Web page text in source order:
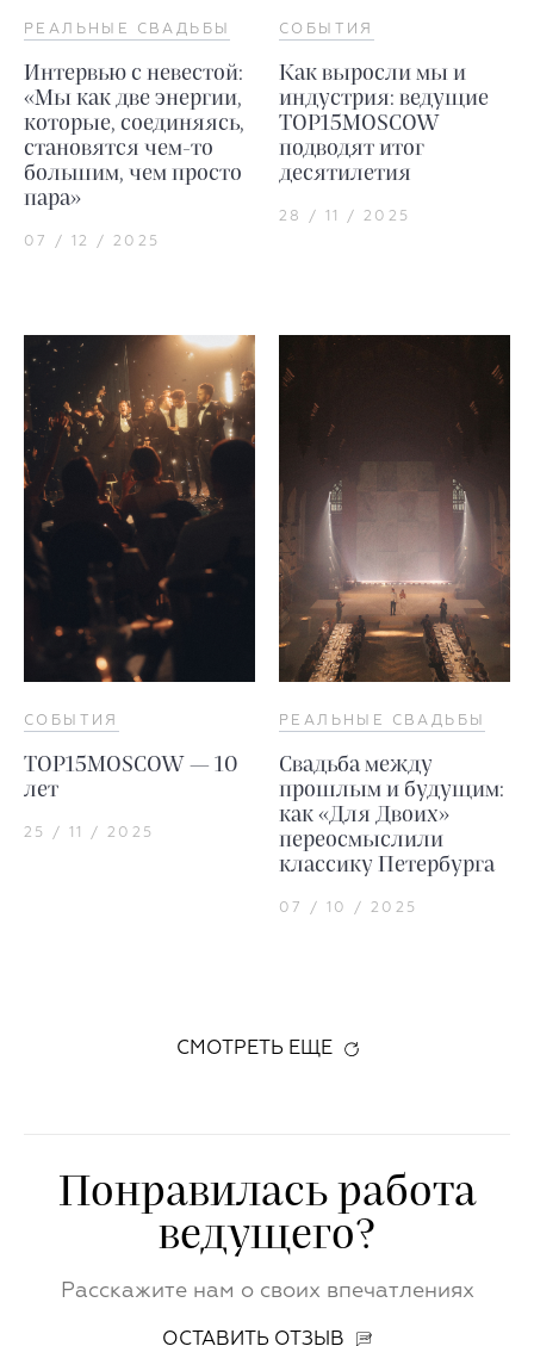
РЕАЛЬНЫЕ СВАДЬБЫ
Интервью с невестой:
«Мы как две энергии,
которые, соединяясь,
становятся чем-то
большим, чем просто
пара»
07 / 12 / 2025
СОБЫТИЯ
Как выросли мы и
индустрия: ведущие
TOP15MOSCOW
подводят итог
десятилетия
28 / 11 / 2025
СОБЫТИЯ
TOP15MOSCOW — 10
лет
25 / 11 / 2025
РЕАЛЬНЫЕ СВАДЬБЫ
Свадьба между
прошлым и будущим:
как «Для Двоих»
переосмыслили
классику Петербурга
07 / 10 / 2025
СМОТРЕТЬ ЕЩЕ
Понравилась работа
ведущего?
Расскажите нам о своих впечатлениях
ОСТАВИТЬ ОТЗЫВ